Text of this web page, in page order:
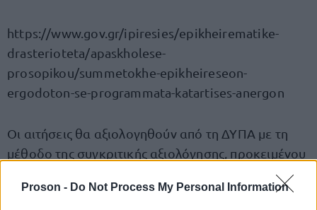
Proson - Do Not Process My Personal Information
https://www.gov.gr/ipiresies/epikheirematike-
drasterioteta/apaskholese-
prosopikou/summetokhe-epikheireseon-
ergodoton-se-programmata-katartises-anergon
Οι αιτήσεις θα αξιολογηθούν από τη ΔΥΠΑ με τη
μέθοδο της συγκριτικής αξιολόγησης, προκειμένου
χρηματοδοτηθούν.